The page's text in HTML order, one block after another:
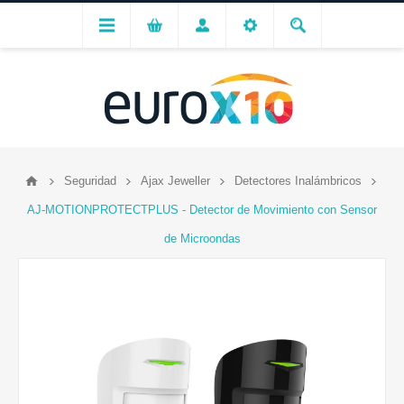
Seguridad Ajax Jeweller Detectores Inalámbricos
AJ-MOTIONPROTECTPLUS - Detector de Movimiento con Sensor
de Microondas